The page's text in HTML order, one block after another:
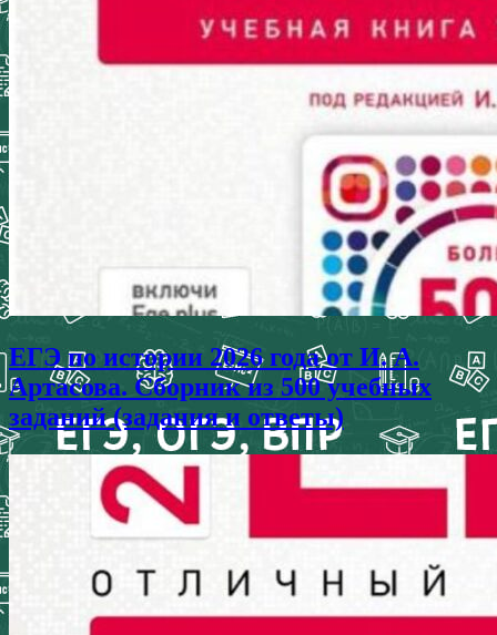
ЕГЭ по истории 2026 года от И. А.
Артасова. Сборник из 500 учебных
заданий (задания и ответы)